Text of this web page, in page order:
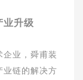
业升级
企业，舜甫装
业链的解决方